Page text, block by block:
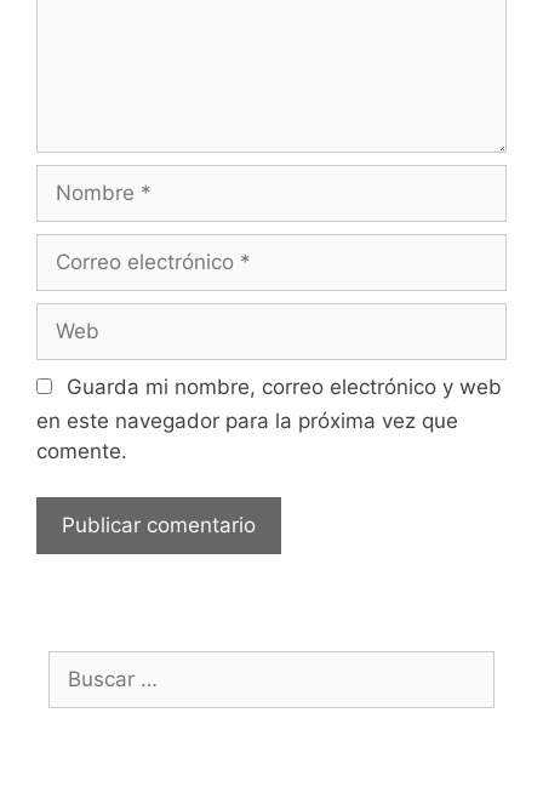
electrónico
Guarda mi nombre, correo electrónico y web
en este navegador para la próxima vez que
comente.
Buscar: